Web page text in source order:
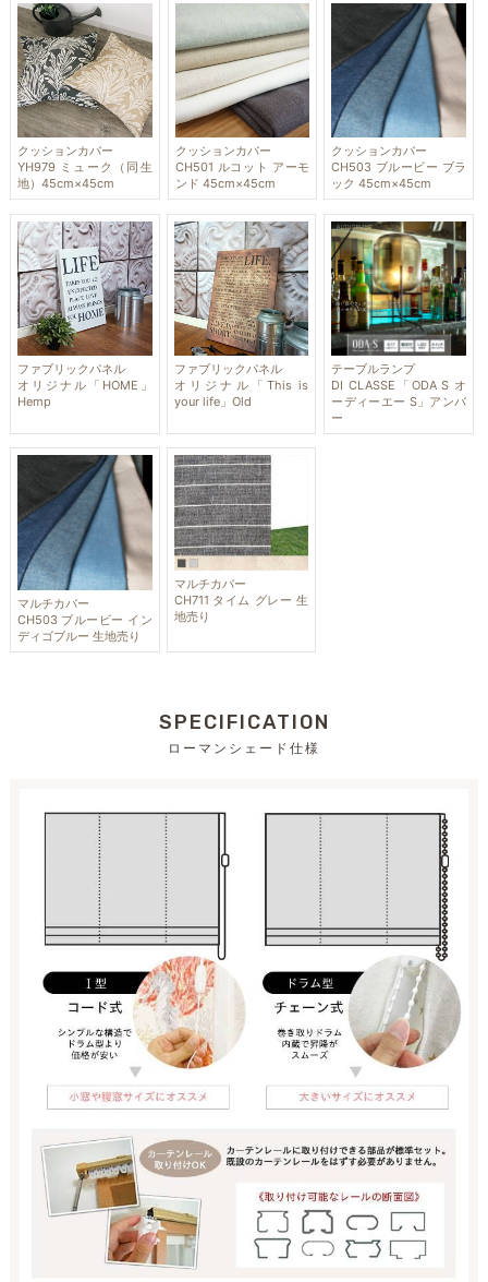
クッションカバー
YH979 ミューク（同生
地）45cm×45cm
クッションカバー
CH501 ルコット アーモ
ンド 45cm×45cm
クッションカバー
CH503 ブルービー ブラ
ック 45cm×45cm
ファブリックパネル
オリジナル「HOME」
Hemp
ファブリックパネル
オリジナル「This is
your life」Old
テーブルランプ
DI CLASSE「ODA S オ
ーディーエー S」アンバ
ー
マルチカバー
CH503 ブルービー イン
ディゴブルー 生地売り
マルチカバー
CH711 タイム グレー 生
地売り
SPECIFICATION
ローマンシェード仕様